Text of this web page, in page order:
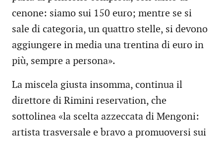
cenone: siamo sui 150 euro; mentre se si
sale di categoria, un quattro stelle, si devono
aggiungere in media una trentina di euro in
più, sempre a persona».
La miscela giusta insomma, continua il
direttore di Rimini reservation, che
sottolinea «la scelta azzeccata di Mengoni:
artista trasversale e bravo a promuoversi sui